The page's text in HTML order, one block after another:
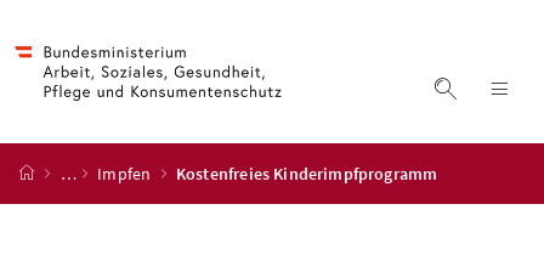
Suche
Startseite
… Impfen Kostenfreies Kinderimpfprogramm